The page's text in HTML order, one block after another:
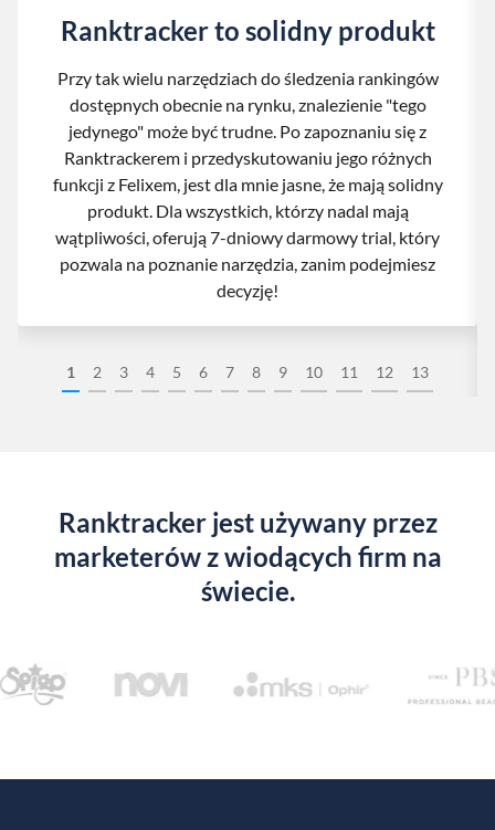
1 2 3 4 5 6 7 8 9 10 11 12 13
Ranktracker to solidny produkt
Przy tak wielu narzędziach do śledzenia rankingów
dostępnych obecnie na rynku, znalezienie "tego
jedynego" może być trudne. Po zapoznaniu się z
Ranktrackerem i przedyskutowaniu jego różnych
funkcji z Felixem, jest dla mnie jasne, że mają solidny
produkt. Dla wszystkich, którzy nadal mają
wątpliwości, oferują 7-dniowy darmowy trial, który
pozwala na poznanie narzędzia, zanim podejmiesz
decyzję!
Ranktracker jest używany przez
marketerów z wiodących firm na
świecie.